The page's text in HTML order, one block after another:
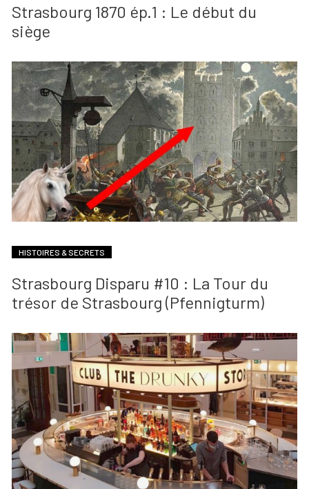
Strasbourg 1870 ép.1 : Le début du
siège
HISTOIRES & SECRETS
Strasbourg Disparu #10 : La Tour du
trésor de Strasbourg (Pfennigturm)